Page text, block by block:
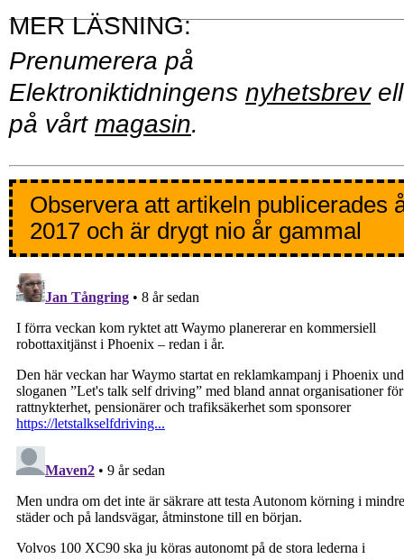
Prenumerera på
Elektroniktidningens nyhetsbrev
på vårt magasin.
Observera att artikeln publicerades
2017 och är drygt nio år gammal